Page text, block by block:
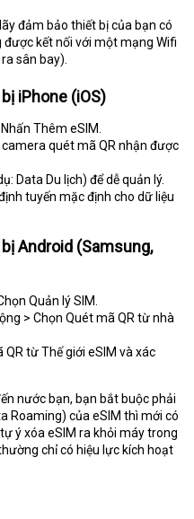
đảm bảo thiết bị của bạn có
được kết nối với một mạng Wifi
sân bay).
iPhone (iOS)
Thêm eSIM.
quét mã QR nhận được
Data Du lịch) để dễ quản lý.
tuyến mặc định cho dữ liệu
Android (Samsung,
Quản lý SIM.
> Chọn Quét mã QR từ nhà
từ Thế giới eSIM và xác
nước bạn, bạn bắt buộc phải
Roaming) của eSIM thì mới có
ý xóa eSIM ra khỏi máy trong
chỉ có hiệu lực kích hoạt